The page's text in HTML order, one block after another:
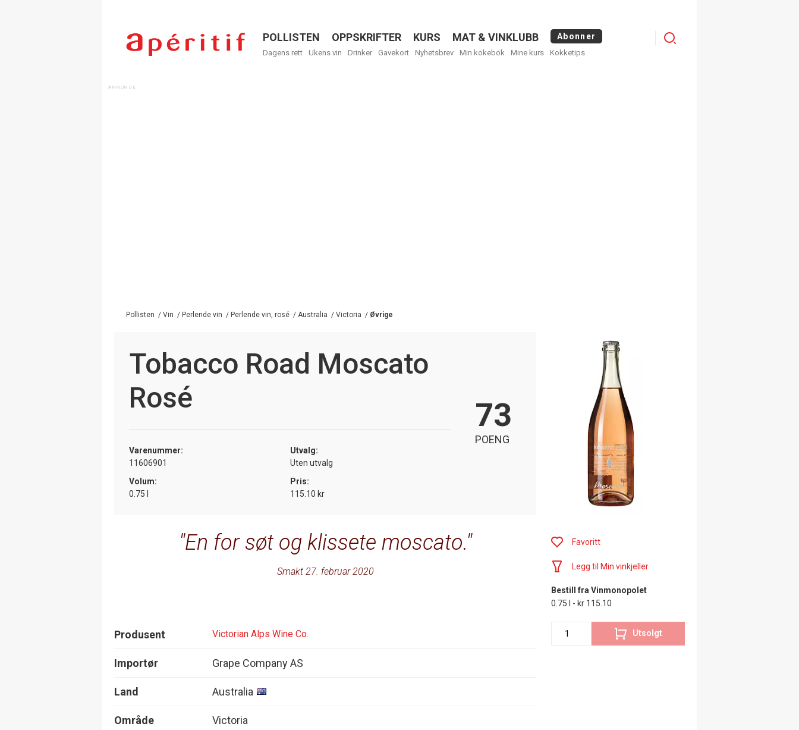
Menu
POLLISTEN OPPSKRIFTER KURS MAT & VINKLUBB Abonner
Dagens rett Ukens vin Drinker Gavekort Nyhetsbrev Min kokebok Mine kurs Kokketips
Menu
Pollisten / Vin / Perlende vin / Perlende vin, rosé / Australia / Victoria / Øvrige
Tobacco Road Moscato
Rosé
Varenummer:
11606901
Utvalg:
Uten utvalg
Volum:
0.75 l
Pris:
115.10 kr
73
POENG
En for søt og klissete moscato.
Smakt 27. februar 2020
Produsent Victorian Alps Wine Co.
Importør Grape Company AS
Land Australia
Område Victoria
Favoritt
Legg til Min vinkjeller
Bestill fra Vinmonopolet
0.75 l - kr 115.10
Utsolgt